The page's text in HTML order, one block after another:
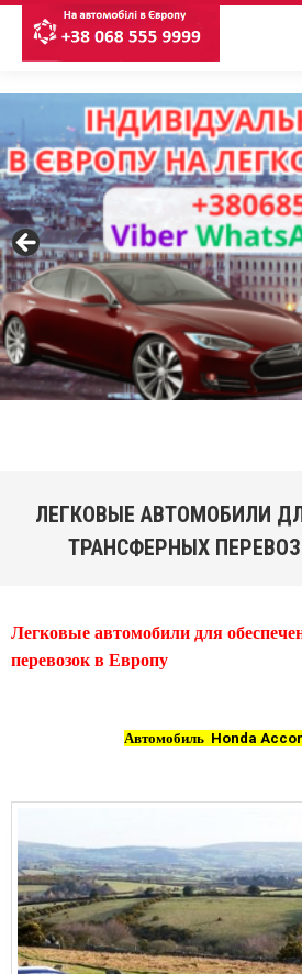
ЛЕГКОВЫЕ АВТОМОБИЛИ
ТРАНСФЕРНЫХ
Легковые автомобили для
перевозок в Европу
АвтомобильHonda